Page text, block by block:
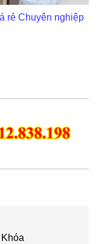
rẻ Chuyên nghiệp